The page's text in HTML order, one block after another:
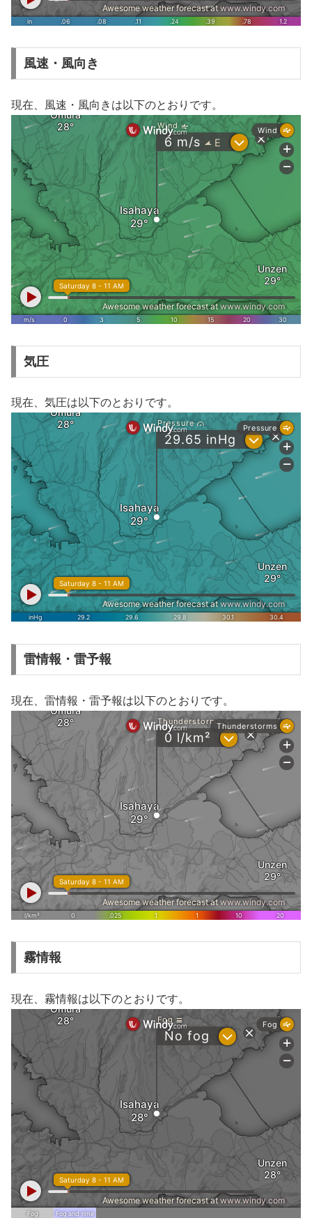
風速・風向き
現在、風速・風向きは以下のとおりです。
気圧
現在、気圧は以下のとおりです。
雷情報・雷予報
現在、雷情報・雷予報は以下のとおりです。
霧情報
現在、霧情報は以下のとおりです。